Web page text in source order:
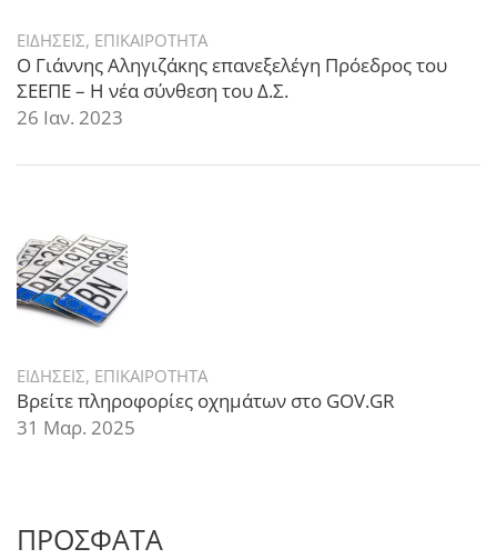
ΕΙΔΗΣΕΙΣ, ΕΠΙΚΑΙΡΟΤΗΤΑ
Ο Γιάννης Αληγιζάκης επανεξελέγη Πρόεδρος του
ΣΕΕΠΕ – Η νέα σύνθεση του Δ.Σ.
26 Ιαν. 2023
ΕΙΔΗΣΕΙΣ, ΕΠΙΚΑΙΡΟΤΗΤΑ
Βρείτε πληροφορίες οχημάτων στο GOV.GR
31 Μαρ. 2025
ΠΡΟΣΦΑΤΑ